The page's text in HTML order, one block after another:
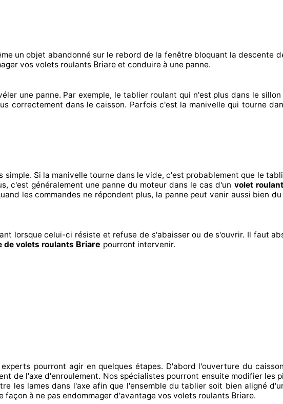
un objet abandonnésur le rebord de la fenêtre bloquant la descente
vos volets roulants Briare et conduire à une panne.
une panne. Par exemple, le tablier roulant qui n'est plus dans le sillon
correctement dans le caisson. Parfoisc'est la manivelle qui tourne
simple. Si la manivelle tourne dans le vide, c'est probablement que le
c'est généralement une panne du moteur dans le cas d'un volet
les commandes ne répondent plus, la panne peut venir aussi bien
lorsque celui-ci résiste et refuse de s'abaisser ou de s'ouvrir. Il faut
de volets roulants Briare pourront intervenir.
pourront agir en quelques étapes. D'abord l'ouverture du
de l'axe d'enroulement. Nos spécialistespourront ensuite modifierles
les lames dans l'axe afin que l'ensembledu tablier soit bien aligné
façon à ne pas endommager d'avantage vos volets roulants Briare.